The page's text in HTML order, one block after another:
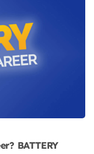
BATTERY